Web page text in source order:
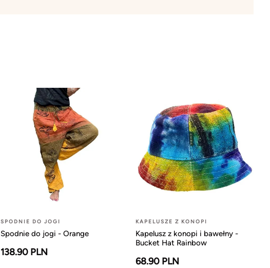
SPODNIE DO JOGI
Spodnie do jogi - Orange
138.90 PLN
KAPELUSZE Z KONOPI
Kapelusz z konopi i bawełny -
Bucket Hat Rainbow
68.90 PLN